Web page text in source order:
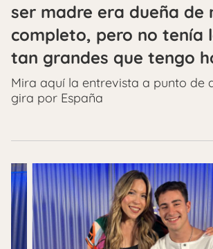
ser madre era dueña de
completo, pero no tenía
tan grandes que tengo
Mira aquí la entrevista a punto de
gira por España